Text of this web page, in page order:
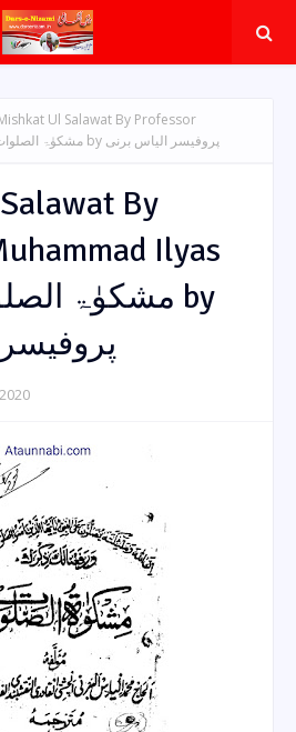
Ul Salawat By Professor
Muhammad Ilyas Barni / مشکوٰۃ الصلوات by پروفیسر الیاس برنی
By
Ilyas